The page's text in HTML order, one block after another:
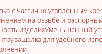
с частично утопленным
на резьбе и
изделияУменьшенный
защелка для удобного